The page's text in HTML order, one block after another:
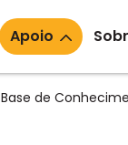
Apoio
Base de